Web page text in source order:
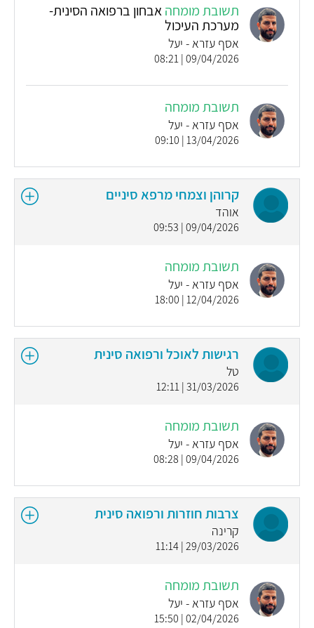
תשובת מומחהאבחון ברפואה הסינית-
מערכת העיכול
אסף עזרא - יעל
09/04/2026 | 08:21
תשובת מומחה
אסף עזרא - יעל
13/04/2026 | 09:10
קרוהן וצמחי מרפא סיניים
אוהד
09/04/2026 | 09:53
תשובת מומחה
אסף עזרא - יעל
12/04/2026 | 18:00
רגישות לאוכל ורפואה סינית
טל
31/03/2026 | 12:11
תשובת מומחה
אסף עזרא - יעל
09/04/2026 | 08:28
צרבות חוזרות ורפואה סינית
קרינה
29/03/2026 | 11:14
תשובת מומחה
אסף עזרא - יעל
02/04/2026 | 15:50